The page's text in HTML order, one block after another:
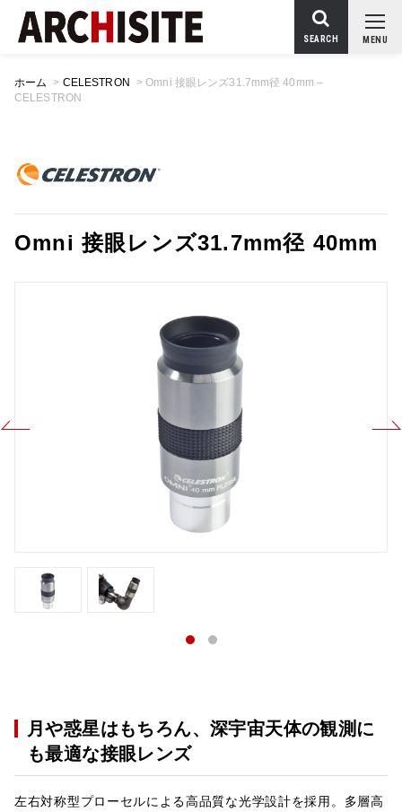
MENU
SEARCH
ホーム > CELESTRON >Omni 接眼レンズ31.7mm径 40mm –
CELESTRON
Omni 接眼レンズ31.7mm径 40mm
月や惑星はもちろん、深宇宙天体の観測に
も最適な接眼レンズ
左右対称型プローセルによる高品質な光学設計を採用。多層高